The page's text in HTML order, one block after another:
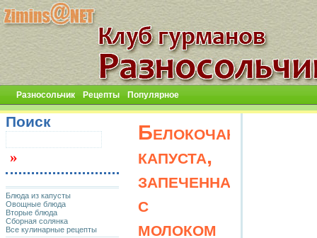
Разносольчик Рецепты Популярное
Белокочанная
капуста,
запеченная
с
молоком
Поиск
Блюда из капусты
Овощные блюда
Вторые блюда
Сборная солянка
Все кулинарные рецепты